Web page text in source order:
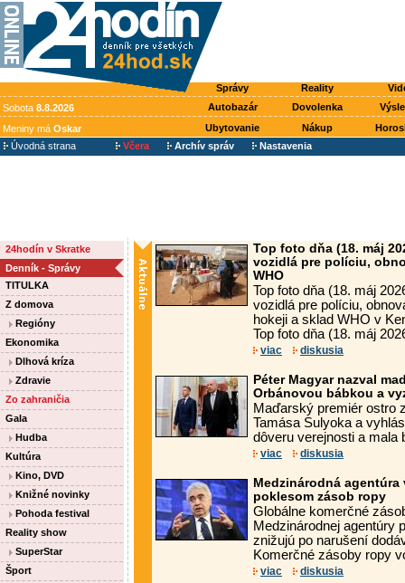
Správy Reality
Sobota 8.8.2026 Autobazár Dovolenka
Meniny má Oskar Ubytovanie Nákup
Úvodná strana
Včera Archív správ Nastavenia
24hodín v Skratke
Denník - Správy
TITULKA
Z domova
Regióny
Ekonomika
Dlhová kríza
Zdravie
Zo zahraničia
Gala
Hudba
Kultúra
Kino, DVD
Knižné novinky
Pohoda festival
Reality show
SuperStar
Šport
Top foto dňa (18. máj
vozidlá pre políciu,
WHO
Top foto dňa (18. máj
vozidlá pre políciu,
hokeji a sklad WHO v
Top foto dňa (18. máj
viac diskusia
Péter Magyar nazval
Orbánovou bábkou a
Maďarský premiér ostro
Tamása Sulyoka a
dôveru verejnosti a mala
viac diskusia
Medzinárodná
poklesom zásob ropy
Globálne komerčné
Medzinárodnej agentúry
znižujú po narušení
Komerčné zásoby ropy
viac diskusia